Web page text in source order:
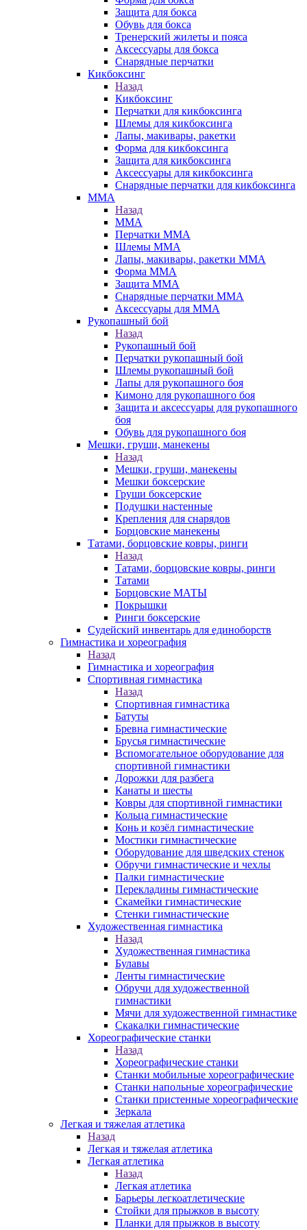
Защита для бокса
Обувь для бокса
Тренерский жилеты и пояса
Аксессуары для бокса
Снарядные перчатки
Кикбоксинг
Назад
Кикбоксинг
Перчатки для кикбоксинга
Шлемы для кикбоксинга
Лапы, макивары, ракетки
Форма для кикбоксинга
Защита для кикбоксинга
Аксессуары для кикбоксинга
Снарядные перчатки для кикбоксинга
ММА
Назад
ММА
Перчатки ММА
Шлемы ММА
Лапы, макивары, ракетки ММА
Форма ММА
Защита ММА
Снарядные перчатки ММА
Аксессуары для ММА
Рукопашный бой
Назад
Рукопашный бой
Перчатки рукопашный бой
Шлемы рукопашный бой
Лапы для рукопашного боя
Кимоно для рукопашного боя
Защита и аксессуары для рукопашного
боя
Обувь для рукопашного боя
Мешки, груши, манекены
Назад
Мешки, груши, манекены
Мешки боксерские
Груши боксерские
Подушки настенные
Крепления для снарядов
Борцовские манекены
Татами, борцовские ковры, ринги
Назад
Татами, борцовские ковры, ринги
Татами
Борцовские МАТЫ
Покрышки
Ринги боксерские
Судейский инвентарь для единоборств
Гимнастика и хореография
Назад
Гимнастика и хореография
Спортивная гимнастика
Назад
Спортивная гимнастика
Батуты
Бревна гимнастические
Брусья гимнастические
Вспомогательное оборудование для
спортивной гимнастики
Дорожки для разбега
Канаты и шесты
Ковры для спортивной гимнастики
Кольца гимнастические
Конь и козёл гимнастические
Мостики гимнастические
Оборудование для шведских стенок
Обручи гимнастические и чехлы
Палки гимнастические
Перекладины гимнастические
Скамейки гимнастические
Стенки гимнастические
Художественная гимнастика
Назад
Художественная гимнастика
Булавы
Ленты гимнастические
Обручи для художественной
гимнастики
Мячи для художественной гимнастике
Скакалки гимнастические
Хореографические станки
Назад
Хореографические станки
Станки мобильные хореографические
Станки напольные хореографические
Станки пристенные хореографические
Зеркала
Легкая и тяжелая атлетика
Назад
Легкая и тяжелая атлетика
Легкая атлетика
Назад
Легкая атлетика
Барьеры легкоатлетические
Стойки для прыжков в высоту
Планки для прыжков в высоту